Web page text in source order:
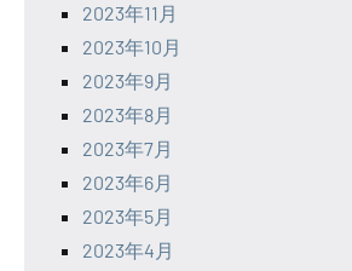
2023年11月
2023年10月
2023年9月
2023年8月
2023年7月
2023年6月
2023年5月
2023年4月